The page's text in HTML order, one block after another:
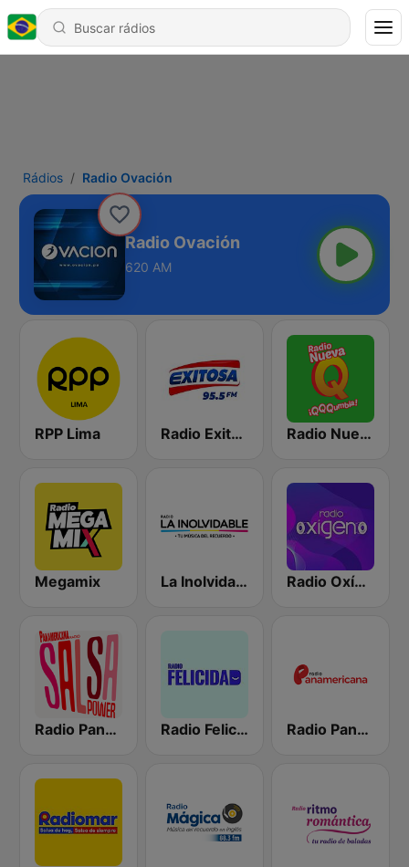
Rádios Radio Ovación
Radio Ovación
620 AM
RPP Lima Radio Exitosa Radio Nueva Q
Megamix La Inolvidable Radio Oxígeno
Radio Panamericana - Salsa Power Radio Felicidad Radio Panamericana